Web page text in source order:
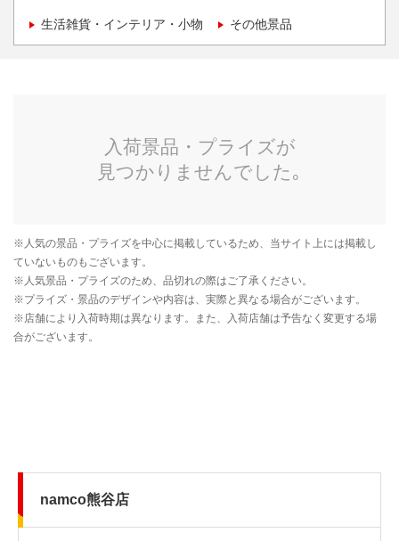
生活雑貨・インテリア・小物 その他景品
namco熊谷店